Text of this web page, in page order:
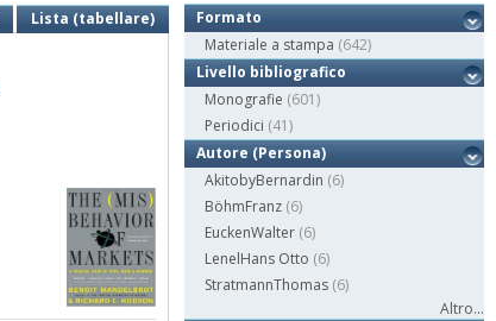
Lista (tabellare)
Formato
Materiale a stampa (642)
Livello bibliografico
Monografie (601)
Periodici (41)
Autore (Persona)
AkitobyBernardin (6)
BöhmFranz (6)
EuckenWalter (6)
LenelHans Otto (6)
StratmannThomas (6)
Altro...